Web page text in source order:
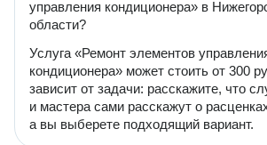
управления кондиционера» в
области?
Услуга «Ремонт элементов
кондиционера» может стоить от 300
зависит от задачи: расскажите, что
и мастера сами расскажут о
а вы выберете подходящий вариант.